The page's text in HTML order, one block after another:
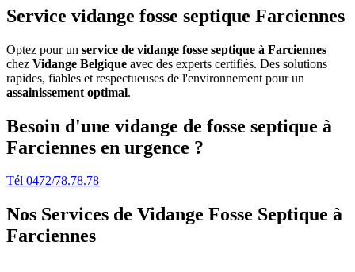
Service vidange fosse septique Farciennes
Optez pour un service de vidange fosse septique à Farciennes
chez Vidange Belgique avec des experts certifiés. Des solutions
rapides, fiables et respectueuses de l'environnement pour un
assainissement optimal.
Besoin d'une vidange de fosse septique à
Farciennes en urgence ?
Tél 0472/78.78.78
Nos Services de Vidange Fosse Septique à
Farciennes